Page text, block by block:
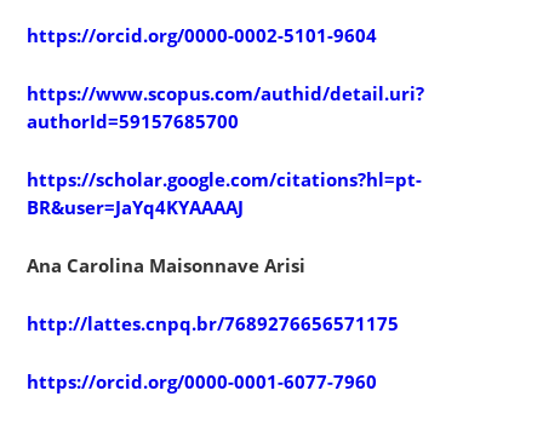
https://orcid.org/0000-0002-5101-9604
https://www.scopus.com/authid/detail.uri?
authorId=59157685700
https://scholar.google.com/citations?hl=pt-
BR&user=JaYq4KYAAAAJ
Ana Carolina Maisonnave Arisi
http://lattes.cnpq.br/7689276656571175
https://orcid.org/0000-0001-6077-7960